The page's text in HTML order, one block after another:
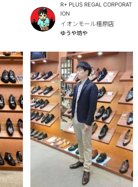
R+ PLUS REGAL CORPORAT
ION
イオンモール橿原店
ゆうや坊や